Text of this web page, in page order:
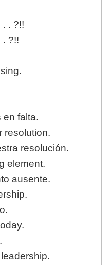
. ?!!
. ?!!
en falta.
resolution.
resolución.
element.
ausente.